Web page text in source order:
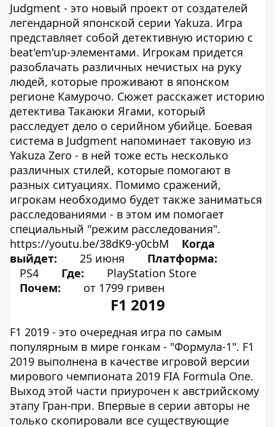
Judgment - это новый проект от создателей
легендарной японской серии Yakuza. Игра
представляет собой детективную историю с
beat'em'up-элементами. Игрокам придется
разоблачать различных нечистых на руку
людей, которые проживают в японском
регионе Камурочо. Сюжет расскажет историю
детектива Такаюки Ягами, который
расследует дело о серийном убийце. Боевая
система в Judgment напоминает таковую из
Yakuza Zero - в ней тоже есть несколько
различных стилей, которые помогают в
разных ситуациях. Помимо сражений,
игрокам необходимо будет также заниматься
расследованиями - в этом им помогает
специальный "режим расследования".
https://youtu.be/38dK9-y0cbM
Когда
выйдет:
25 июня
Платформа:
PS4
Где:
PlayStation Store
Почем:
от 1799 гривен
F1 2019
F1 2019 - это очередная игра по самым
популярным в мире гонкам - "Формула-1". F1
2019 выполнена в качестве игровой версии
мирового чемпионата 2019 FIA Formula One.
Выход этой части приурочен к австрийскому
этапу Гран-при. Впервые в серии авторы не
только скопировали все существующие